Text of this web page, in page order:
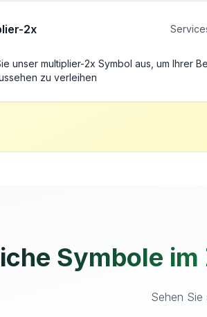
2x
unser multiplier-2x Symbol aus, um Ihrer
zu verleihen
Symbole
Sehen Sie